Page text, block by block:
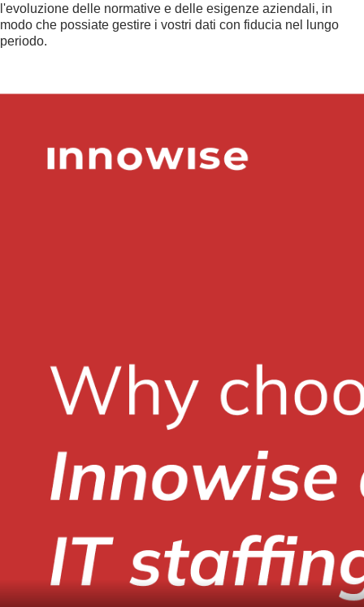
l'evoluzione delle normative e delle esigenze aziendali, in
modo che possiate gestire i vostri dati con fiducia nel lungo
periodo.